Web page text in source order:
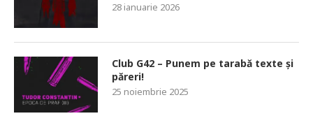
28 ianuarie 2026
Club G42 – Punem pe tarabă texte și
păreri!
25 noiembrie 2025